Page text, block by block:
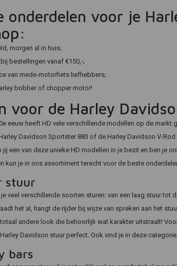
onderdelen voor je
morgen al in huis;
bestellingen vanaf €150,-;
van mede-motorfiets liefhebbers;
bobber of chopper motor!
voor de Harley
eeuw heeft HD vele verschillende modellen op de markt
Davidson Sportster 883 of de Harley Davidson V-
een van deze unieke HD modellen in je bezit en ben je
kun je in ons assortiment terecht voor de beste
stuur
veel verschillende soorten sturen: van een laag stuur tot
het al, hangt de rijder bij wijze van spreken aan het
andere look die behoorlijk wat karakter uitstraalt!
Davidson stuur perfect. Ook vind je in deze
bars